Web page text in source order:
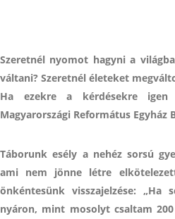
Szeretnél nyomot hagyni a
váltani? Szeretnél életeket
Ha ezekre a kérdésekre
Magyarországi Református
Táborunk esély a nehéz sorsú
ami nem jönne létre
önkéntesünk visszajelzése:
nyáron, mint mosolyt csaltam